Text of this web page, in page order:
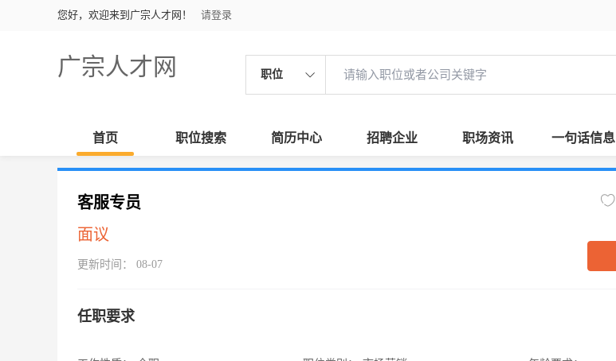
您好，欢迎来到广宗人才网！ 请登录
广宗人才网 职位
首页 职位搜索 简历中心 招聘企业 职场资讯 一句话信息
客服专员
面议
更新时间： 08-07
任职要求